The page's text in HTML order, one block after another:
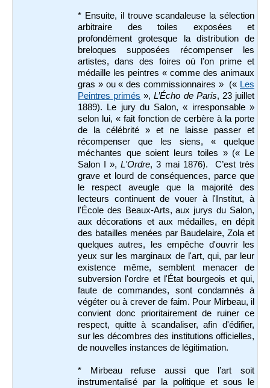
* Ensuite, il trouve scandaleuse la sélection
arbitraire des toiles exposées et
profondément grotesque la distribution de
breloques supposées récompenser les
artistes, dans des foires où l’on prime et
médaille les peintres « comme des animaux
gras » ou « des commissionnaires » (« Les
Peintres primés »,L’Écho de Paris, 23 juillet
1889). Le jury du Salon, « irresponsable »
selon lui, « fait fonction de cerbère à la porte
de la célébrité » et ne laisse passer et
récompenser que les siens, « quelque
méchantes que soient leurs toiles » (« Le
Salon I »,L'Ordre, 3 mai 1876). C’est très
grave et lourd de conséquences, parce que
le respect aveugle que la majorité des
lecteurs continuent de vouer à l'Institut, à
l'École des Beaux-Arts, aux jurys du Salon,
aux décorations et aux médailles, en dépit
des batailles menées par Baudelaire, Zola et
quelques autres, les empêche d'ouvrir les
yeux sur les marginaux de l'art, qui, par leur
existence même, semblent menacer de
subversion l'ordre et l'État bourgeois et qui,
faute de commandes, sont condamnés à
végéter ou à crever de faim. Pour Mirbeau, il
convient donc prioritairement de ruiner ce
respect, quitte à scandaliser, afin d'édifier,
sur les décombres des institutions officielles,
de nouvelles instances de légitimation.
* Mirbeau refuse aussi que l’art soit
instrumentalisé par la politique et sous le